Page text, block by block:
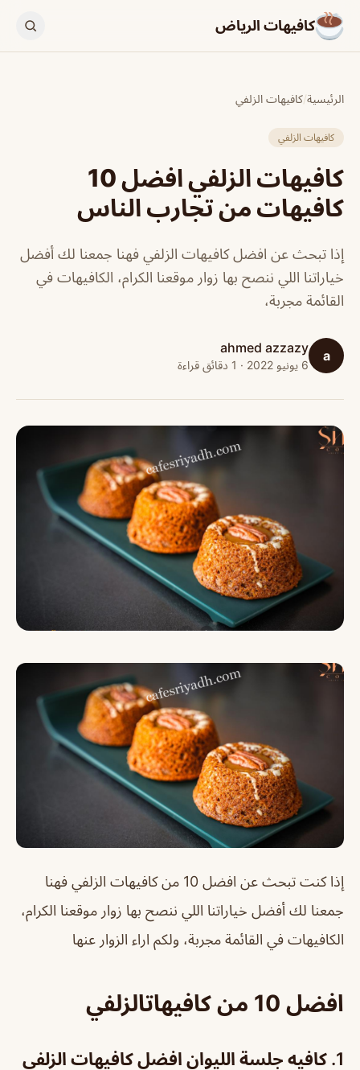
كافيهات الرياض
الرئيسية/كافيهات الزلفي
كافيهات الزلفي
كافيهات الزلفي افضل 10
كافيهات من تجارب الناس
إذا تبحث عن افضل كافيهات الزلفي فهنا جمعنا لك أفضل
خياراتنا اللي ننصح بها زوار موقعنا الكرام، الكافيهات في
القائمة مجربة،
a
ahmed azzazy
6 يونيو 2022 · 1 دقائق قراءة
إذا كنت تبحث عن افضل 10 من كافيهات الزلفي فهنا
جمعنا لك أفضل خياراتنا اللي ننصح بها زوار موقعنا الكرام،
الكافيهات في القائمة مجربة، ولكم اراء الزوار عنها
افضل 10 من كافيهاتالزلفي
1. كافيه جلسة الليوان افضل كافيهات الزلفي